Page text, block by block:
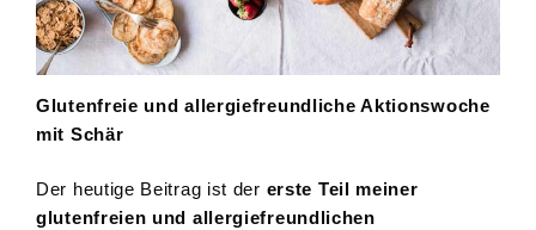
Glutenfreie und allergiefreundliche Aktionswoche
mit Schär
Der heutige Beitrag ist der erste Teil meiner
glutenfreien und allergiefreundlichen